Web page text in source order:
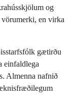
og
en virka
gætirðu
einfaldlega
Almenna nafnið